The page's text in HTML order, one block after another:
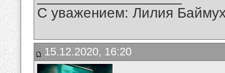
С уважением: Лилия
15.12.2020, 16:20